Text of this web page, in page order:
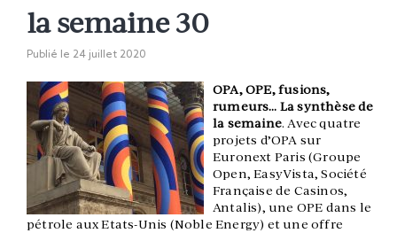
la semaine 30
Publié le 24 juillet 2020
OPA, OPE, fusions,
rumeurs… La synthèse de
la semaine. Avec quatre
projets d’OPA sur
Euronext Paris (Groupe
Open, EasyVista, Société
Française de Casinos,
Antalis), une OPE dans le
pétrole aux Etats-Unis (Noble Energy) et une offre